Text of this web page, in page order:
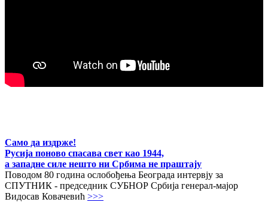
Само да издрже!
Русија поново спасава свет као 1944,
а западне силе нешто ни Србима не праштају
Поводом 80 година ослобођења Београда интервју за
СПУТНИК - председник СУБНОР Србија генерал-мајор
Видосав Ковачевић >>>